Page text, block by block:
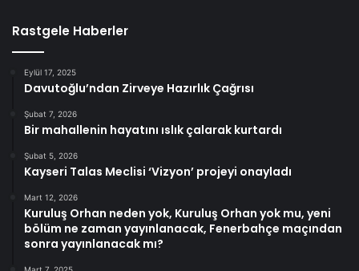
Rastgele Haberler
Eylül 17, 2025
Davutoğlu’ndan Zirveye Hazırlık Çağrısı
Şubat 7, 2026
Bir mahallenin hayatını ıslık çalarak kurtardı
Şubat 5, 2026
Kayseri Talas Meclisi ‘Vizyon’ projeyi onayladı
Mart 12, 2026
Kuruluş Orhan neden yok, Kuruluş Orhan yok mu, yeni
bölüm ne zaman yayınlanacak, Fenerbahçe maçından
sonra yayınlanacak mı?